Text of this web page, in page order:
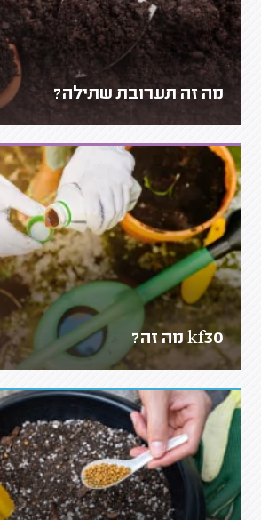
מה זה תערובת שתילה?
kf30 מה זה?